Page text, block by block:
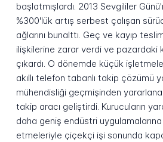
başlatmışlardı. 2013 Sevgililer
%300'lük artış serbest çalışan
ağlarını bunalttı. Geç ve kayıp
ilişkilerine zarar verdi ve pazardaki
çıkardı. O dönemde küçük
akıllı telefon tabanlı takip çözümü
mühendisliği geçmişinden
takip aracı geliştirdi. Kurucuların
daha geniş endüstri
etmeleriyle çiçekçi işi sonunda